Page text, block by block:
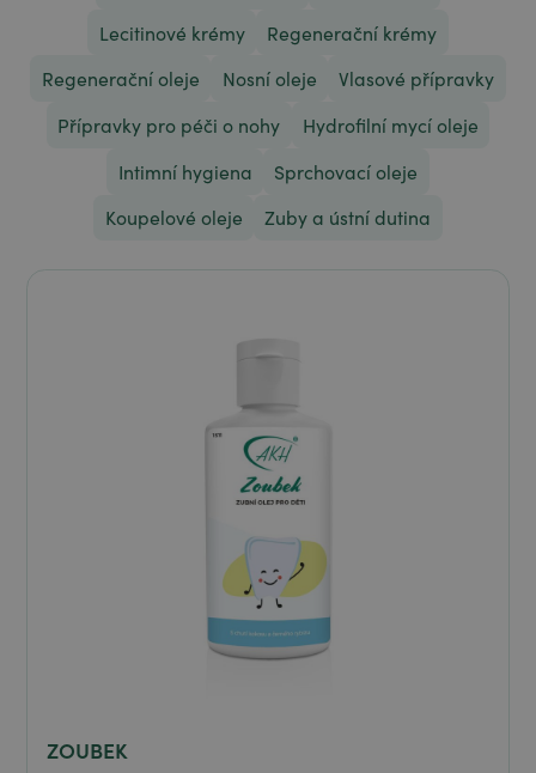
Lecitinové krémy
Regenerační krémy
Regenerační oleje
Nosní oleje
Vlasové přípravky
Přípravky pro péči o nohy
Hydrofilní mycí oleje
Intimní hygiena
Sprchovací oleje
Koupelové oleje
Zuby a ústní dutina
ZOUBEK